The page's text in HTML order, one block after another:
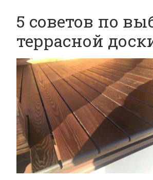
5 советов по
террасной